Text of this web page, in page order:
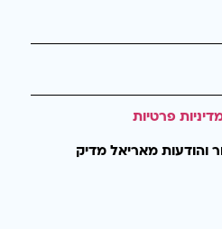
פרטיות
והודעות מאריאל מדיק